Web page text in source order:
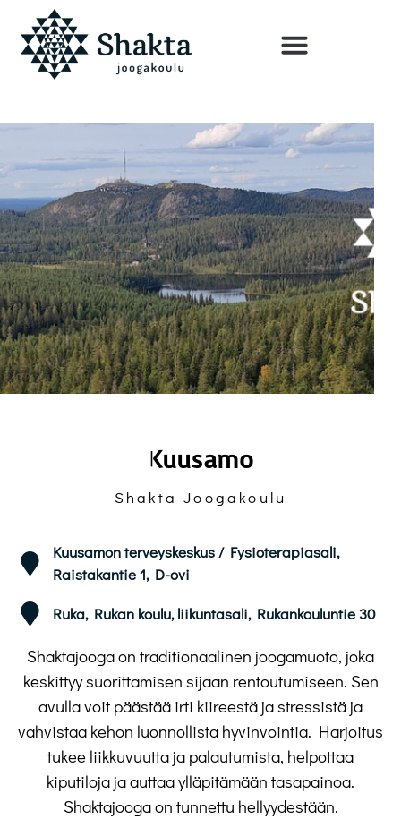
Kuusamo
Shakta Joogakoulu
Kuusamon terveyskeskus / Fysioterapiasali,
Raistakantie 1, D-ovi
Ruka, Rukan koulu, liikuntasali, Rukankouluntie 30
Shaktajooga on traditionaalinen joogamuoto, joka
keskittyy suorittamisen sijaan rentoutumiseen. Sen
avulla voit päästää irti kiireestä ja stressistä ja
vahvistaa kehon luonnollista hyvinvointia. Harjoitus
tukee liikkuvuutta ja palautumista, helpottaa
kiputiloja jaauttaa ylläpitämään tasapainoa.
Shaktajooga on tunnettu hellyydestään.